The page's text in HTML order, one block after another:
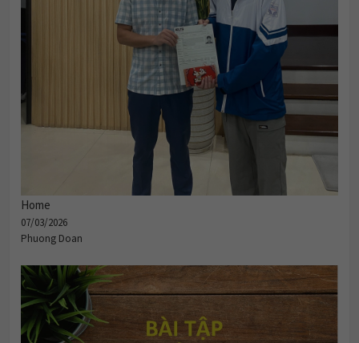
Home
07/03/2026
Phuong Doan